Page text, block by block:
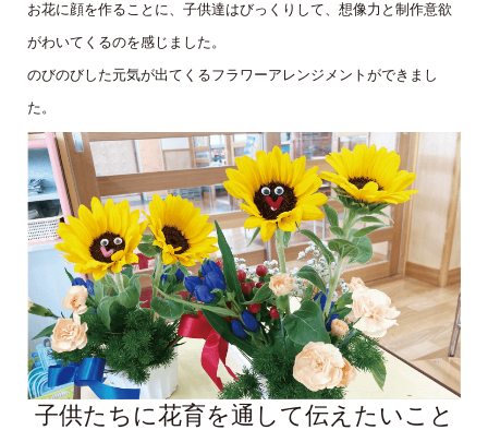
お花に顔を作ることに、子供達はびっくりして、想像力と制作意欲
がわいてくるのを感じました。
のびのびした元気が出てくるフラワーアレンジメントができまし
た。
子供たちに花育を通して伝えたいこと